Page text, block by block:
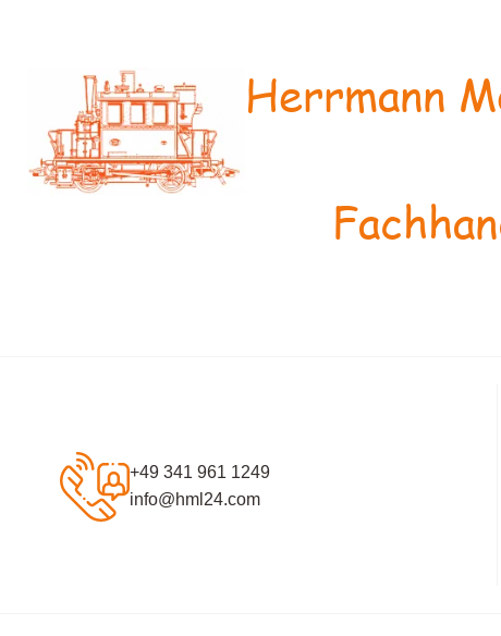
Herrmann
+49 341 961 1249
info@hml24.com